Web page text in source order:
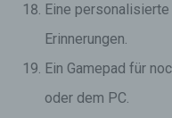
Eine
Erinnerungen.
Ein Gamepad für
oder dem PC.